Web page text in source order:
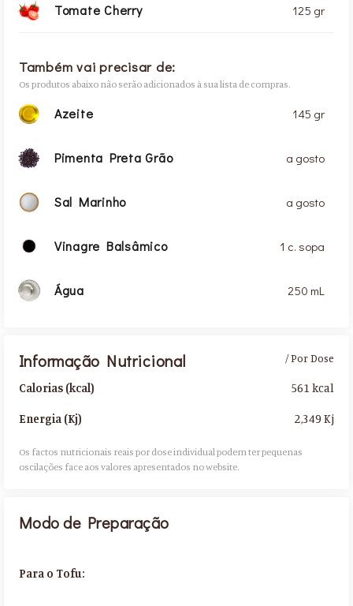
Tomate Cherry 125 gr
Também vai precisar de:
Os produtos abaixo não serão adicionados à sua lista de compras.
Azeite 145 gr
Pimenta Preta Grão a gosto
Sal Marinho a gosto
Vinagre Balsâmico 1 c. sopa
Água 250 mL
Informação Nutricional
Calorias (kcal)
Energia (Kj)
/ Por Dose
561 kcal
2,349 Kj
Os factos nutricionais reais por dose individual podem ter pequenas
oscilações face aos valores apresentados no website.​
Modo de Preparação
Para o Tofu: